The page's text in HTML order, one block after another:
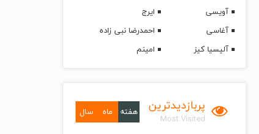
آویسی
ایرج
آغاسی
احمدرضا نبی زاده
آلیسیا کیز
امینم
پربازدیدترین
Most Visited
هفته ماه سال